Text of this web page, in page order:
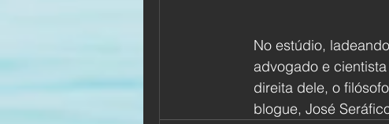
No estúdio,
advogado e
direita dele, o
blogue, José